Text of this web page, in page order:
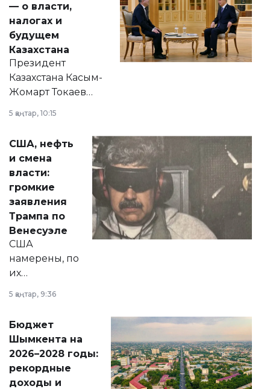
— о власти,
налогах и
будущем
Казахстана
Президент
Казахстана Касым-
Жомарт Токаев
сразу несколько
актуальных тем —
от слухов о
политических
реформах до
вопросов армии,
экономики и
личного здоровья.
5 қаңтар, 10:15
США, нефть
и смена
власти:
громкие
заявления
Трампа по
Венесуэле
США
намерены, по
их
принести
народу
Венесуэлы.
5 қаңтар, 9:36
Бюджет
Шымкента на
2026–2028 годы:
рекордные
доходы и